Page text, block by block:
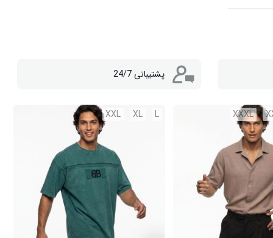
پشتیبانی 24/7
XXXL
L
XL
XXL